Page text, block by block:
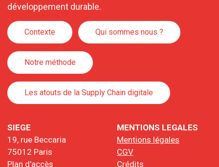
développement durable.
Contexte Qui sommes nous ?
Notre méthode
Les atouts de la Supply Chain digitale
SIEGE
19, rue Beccaria
75012 Paris
Plan d'accès
MENTIONS LEGALES
Mentions légales
CGV
Crédits